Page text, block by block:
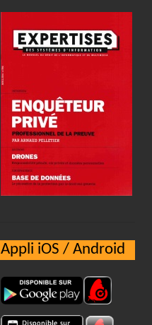
Appli iOS / Android